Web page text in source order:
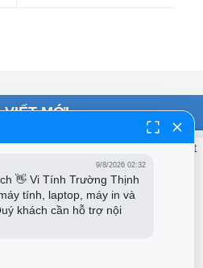
VIẾT MỚI
9/8/2026 02:32
👋 Vi Tính Trường Thịnh
tính, laptop, máy in và
khách cần hỗ trợ nội